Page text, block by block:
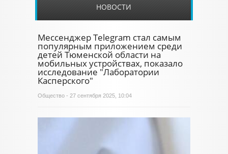
НОВОСТИ
Мессенджер Telegram стал самым
популярным приложением среди
детей Тюменской области на
мобильных устройствах, показало
исследование "Лаборатории
Касперского"
Общество - 27 сентября 2025, 10:04